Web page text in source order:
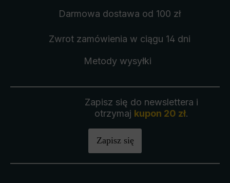
Darmowa dostawa od 100 zł
Zwrot zamówienia w ciągu 14 dni
Metody wysyłki
Zapisz się do newslettera i
otrzymaj kupon 20 zł.
Zapisz się